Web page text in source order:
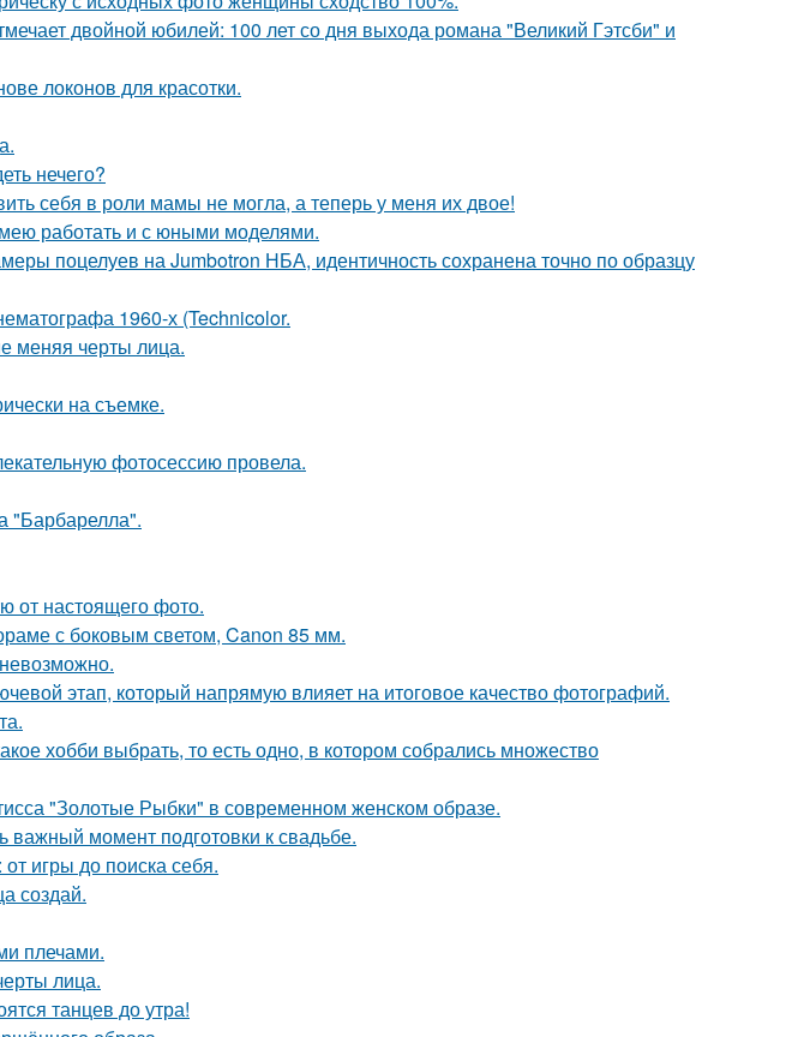
двойной юбилей: 100 лет со дня выхода романа "Великий Гэтсби" и
локонов для красотки.
нечего?
себя в роли мамы не могла, а теперь у меня их двое!
работать и с юными моделями.
поцелуев на Jumbotron НБА, идентичность сохранена точно по образцу
1960-х (Technicolor.
меняя черты лица.
на съемке.
фотосессию провела.
"Барбарелла".
от настоящего фото.
с боковым светом, Canon 85 мм.
этап, который напрямую влияет на итоговое качество фотографий.
хобби выбрать, то есть одно, в котором собрались множество
"Золотые Рыбки" в современном женском образе.
важный момент подготовки к свадьбе.
игры до поиска себя.
создай.
плечами.
лица.
танцев до утра!